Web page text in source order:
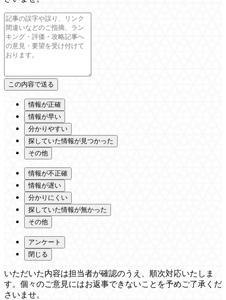
情報が正確
情報が早い
分かりやすい
探していた情報が見つかった
その他
情報が不正確
情報が遅い
分かりにくい
探していた情報が無かった
その他
アンケート
閉じる
いただいた内容は担当者が確認のうえ、順次対応いたしま
す。個々のご意見にはお返事できないことを予めご了承くだ
さいませ。